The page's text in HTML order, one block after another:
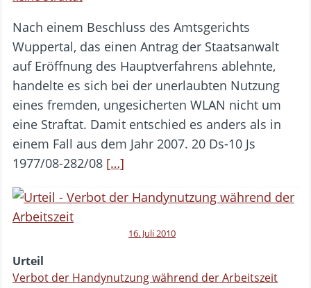
Nach einem Beschluss des Amtsgerichts
Wuppertal, das einen Antrag der Staatsanwalt
auf Eröffnung des Hauptverfahrens ablehnte,
handelte es sich bei der unerlaubten Nutzung
eines fremden, ungesicherten WLAN nicht um
eine Straftat. Damit entschied es anders als in
einem Fall aus dem Jahr 2007. 20 Ds-10 Js
1977/08-282/08 […]
16. Juli 2010
Urteil
Verbot der Handynutzung während der Arbeitszeit